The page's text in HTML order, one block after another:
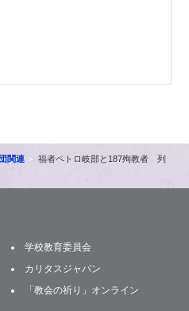
関連
福者ペトロ岐部と187殉教者 列
学校教育委員会
カリタスジャパン
「教会の祈り」オンライン